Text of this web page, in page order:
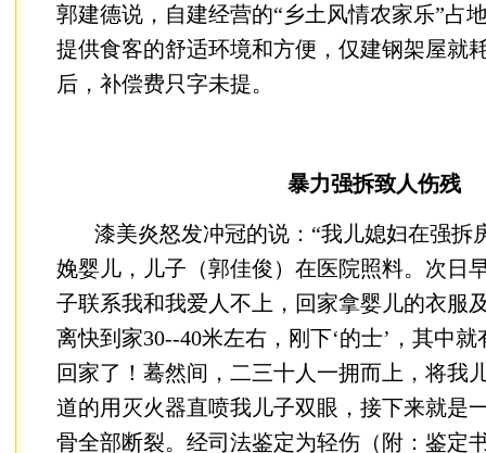
郭建德说，自建经营的“乡土风情农家乐”占
提供食客的舒适环境和方便，仅建钢架屋就
后，补偿费只字未提。
暴力强拆致人伤残
漆美炎怒发冲冠的说：“我儿媳妇在强拆
娩婴儿，儿子（郭佳俊）在医院照料。次日
子联系我和我爱人不上，回家拿婴儿的衣服
离快到家30--40米左右，刚下‘的士’，其中
回家了！蓦然间，二三十人一拥而上，将我
道的用灭火器直喷我儿子双眼，接下来就是
骨全部断裂。经司法鉴定为轻伤（附：鉴定